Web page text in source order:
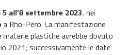
5 all’8 settembre 2023, nei
a Rho-Pero. La manifestazione
materie plastiche avrebbe dovuto
2021; successivamente le date